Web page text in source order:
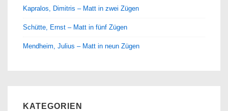
Kapralos, Dimitris – Matt in zwei Zügen
Schütte, Ernst – Matt in fünf Zügen
Mendheim, Julius – Matt in neun Zügen
KATEGORIEN